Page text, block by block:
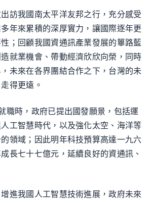
訪我國南太平洋友邦之行，充分感受
年來累積的深厚實力，讓國際逐年更
；回顧我國資通訊產業發展的篳路藍
就業機會、帶動經濟欣欣向榮，同時
未來在各界團結合作之下，台灣的未
得更遠。
職時，政府已提出國發願景，包括運
工智慧時代，以及強化太空、海洋等
領域；因此明年科技預算高達一九六
長七十七億元，延續良好的資通訊、
進我國人工智慧技術進展，政府未來